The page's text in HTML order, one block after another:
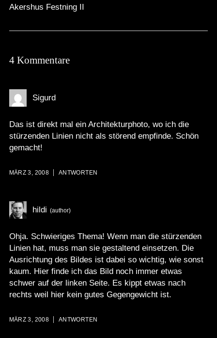
Akershus Festning II
4 Kommentare
Sigurd
Das ist direkt mal ein Architekturphoto, wo ich die
stürzenden Linien nicht als störend empfinde. Schön
gemacht!
MÄRZ 3, 2008 ANTWORTEN
hildi
Ohja. Schwieriges Thema! Wenn man die stürzenden
Linien hat, muss man sie gestaltend einsetzen. Die
Ausrichtung des Bildes ist dabei so wichtig, wie sonst
kaum. Hier finde ich das Bild noch immer etwas
schwer auf der linken Seite. Es kippt etwas nach
rechts weil hier kein gutes Gegengewicht ist.
MÄRZ 3, 2008 ANTWORTEN